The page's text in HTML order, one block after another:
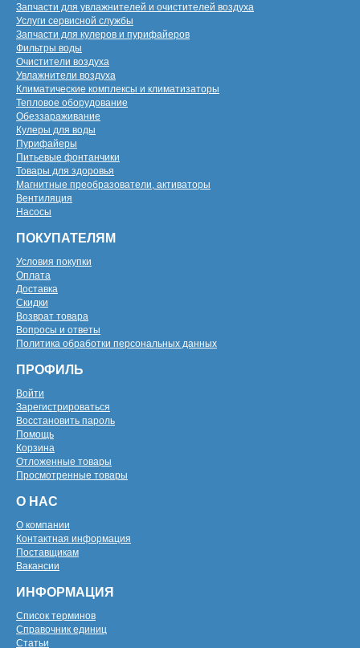
Запчасти для увлажнителей и очистителей воздуха
Услуги сервисной службы
Запчасти для кулеров и пурифайеров
Фильтры воды
Очистители воздуха
Увлажнители воздуха
Климатические комплексы и климатизаторы
Тепловое оборудование
Обеззараживание
Кулеры для воды
Пурифайеры
Питьевые фонтанчики
Товары для здоровья
Магнитные преобразователи, активаторы
Вентиляция
Насосы
ПОКУПАТЕЛЯМ
Условия покупки
Оплата
Доставка
Скидки
Возврат товара
Вопросы и ответы
Политика обработки персональных данных
ПРОФИЛЬ
Войти
Зарегистрироваться
Восстановить пароль
Помощь
Корзина
Отложенные товары
Просмотренные товары
О НАС
О компании
Контактная информация
Поставщикам
Вакансии
ИНФОРМАЦИЯ
Список терминов
Справочник единиц
Статьи